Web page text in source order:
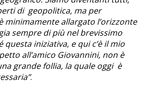
di geopolitica, ma per
minimamente allargato l’orizzonte
sempre di più nel brevissimo
questa iniziativa, e qui c’è il mio
all’amico Giovannini, non è
grande follia, la quale oggi è
.